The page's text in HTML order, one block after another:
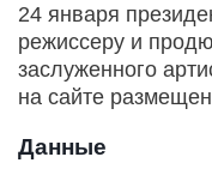
24 января
режиссеру и
заслуженного
на сайте
Данные